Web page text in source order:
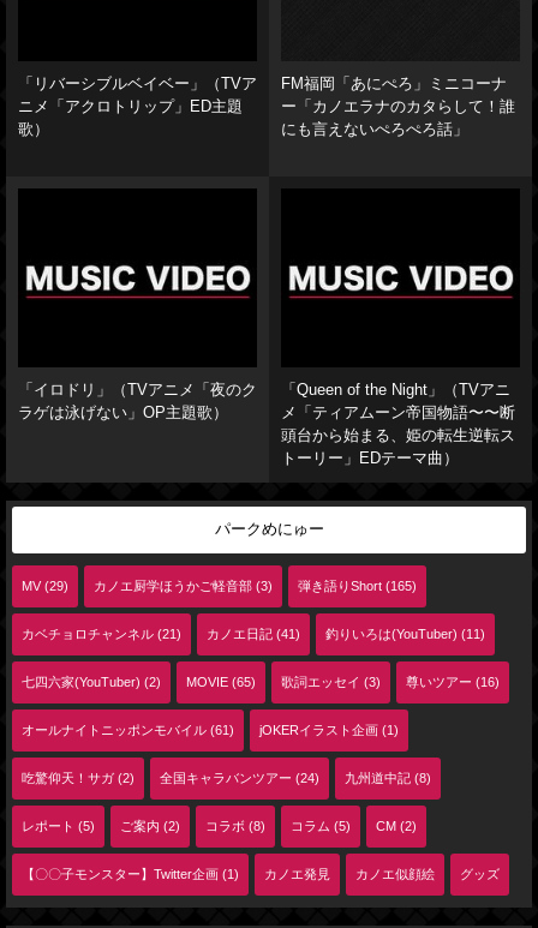
「リバーシブルベイベー」（TVア
ニメ「アクロトリップ」ED主題
歌）
FM福岡「あにぺろ」ミニコーナ
ー「カノエラナのカタらして！誰
にも言えないぺろぺろ話」
「イロドリ」（TVアニメ「夜のク
ラゲは泳げない」OP主題歌）
「Queen of the Night」（TVアニ
メ「ティアムーン帝国物語〜〜断
頭台から始まる、姫の転生逆転ス
トーリー」EDテーマ曲）
パークめにゅー
MV (29) カノエ厨学ほうかご軽音部 (3) 弾き語りShort (165)
カベチョロチャンネル (21) カノエ日記 (41) 釣りいろは(YouTuber) (11)
七四六家(YouTuber) (2) MOVIE (65) 歌詞エッセイ (3) 尊いツアー (16)
オールナイトニッポンモバイル (61) jOKERイラスト企画 (1)
吃驚仰天！サガ (2) 全国キャラバンツアー (24) 九州道中記 (8)
レポート (5) ご案内 (2) コラボ (8) コラム (5) CM (2)
【〇〇子モンスター】Twitter企画 (1) カノエ発見 カノエ似顔絵 グッズ